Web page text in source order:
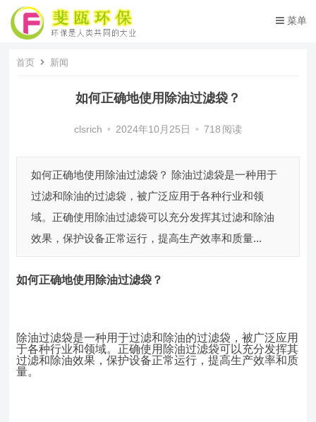
菜单
首页 新闻
如何正确地使用除油过滤袋？
clsrich • 2024年10月25日 • 718 阅读
如何正确地使用除油过滤袋？ 除油过滤袋是一种用于
过滤和除油的过滤袋，被广泛应用于各种行业和领
域。正确使用除油过滤袋可以充分发挥其过滤和除油
效果，保护设备正常运行，提高生产效率和质量...
如何正确地使用除油过滤袋？
除油过滤袋是一种用于过滤和除油的过滤袋，被广泛应用
于各种行业和领域。正确使用除油过滤袋可以充分发挥其
过滤和除油效果，保护设备正常运行，提高生产效率和质
量。